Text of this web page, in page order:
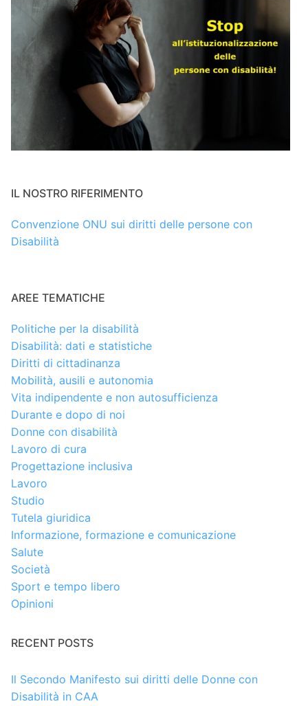
IL NOSTRO RIFERIMENTO
Convenzione ONU sui diritti delle persone con
Disabilità
AREE TEMATICHE
Politiche per la disabilità
Disabilità: dati e statistiche
Diritti di cittadinanza
Mobilità, ausili e autonomia
Vita indipendente e non autosufficienza
Durante e dopo di noi
Donne con disabilità
Lavoro di cura
Progettazione inclusiva
Lavoro
Studio
Tutela giuridica
Informazione, formazione e comunicazione
Salute
Società
Sport e tempo libero
Opinioni
RECENT POSTS
Il Secondo Manifesto sui diritti delle Donne con
Disabilità in CAA